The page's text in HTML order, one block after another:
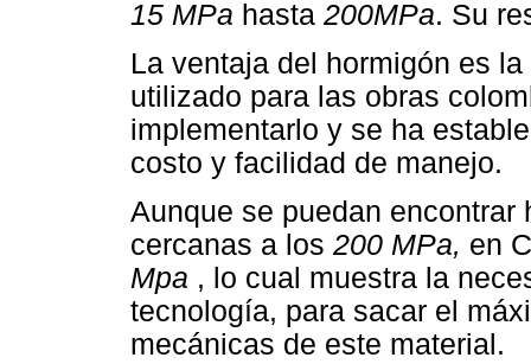
15 MPa hasta 200MPa. Su
La ventaja del hormigón es
utilizado para las obras
implementarlo y se ha
costo y facilidad de manejo.
Aunque se puedan
cercanas a los 200 MPa, en
Mpa , lo cual muestra la
tecnología, para sacar el
mecánicas de este material.